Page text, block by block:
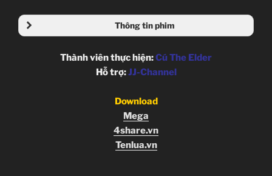
Thông tin phim
Thành viên thực hiện:Cú The Elder
Hỗ trợ:JJ-Channel
Download
Mega
4share.vn
Tenlua.vn